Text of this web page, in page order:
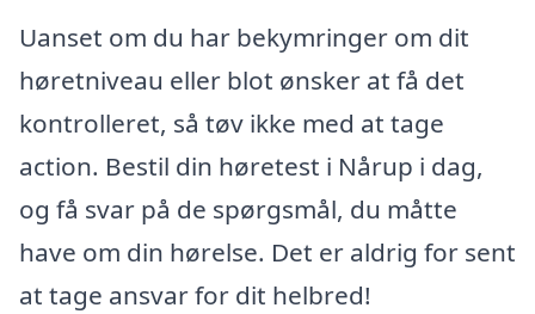
Uanset om du har bekymringer om dit
høretniveau eller blot ønsker at få det
kontrolleret, så tøv ikke med at tage
action. Bestil din høretest i Nårup i dag,
og få svar på de spørgsmål, du måtte
have om din hørelse. Det er aldrig for sent
at tage ansvar for dit helbred!